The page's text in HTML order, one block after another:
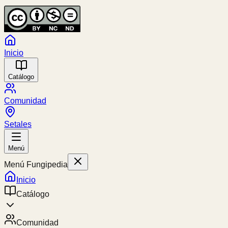
Inicio
Catálogo
Comunidad
Setales
Menú
Menú Fungipedia
Inicio
Catálogo
Comunidad